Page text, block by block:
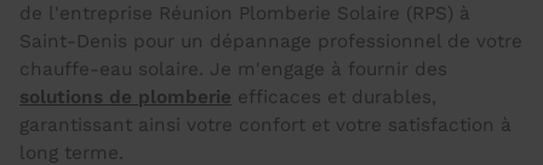
de l'entreprise Réunion Plomberie Solaire (RPS) à
Saint-Denis pour un dépannage professionnel de votre
chauffe-eau solaire. Je m'engage à fournir des
solutions de plomberie efficaces et durables,
garantissant ainsi votre confort et votre satisfaction à
long terme.